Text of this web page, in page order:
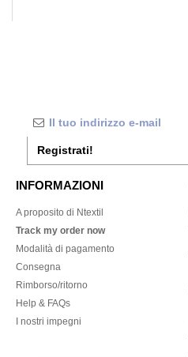
Registrati!
INFORMAZIONI
A proposito di Ntextil
Track my order now
Modalità di pagamento
Consegna
Rimborso/ritorno
Help & FAQs
I nostri impegni